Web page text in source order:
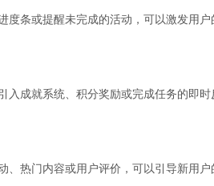
条或提醒未完成的活动，可以激发用
成就系统、积分奖励或完成任务的即时
热门内容或用户评价，可以引导新用户